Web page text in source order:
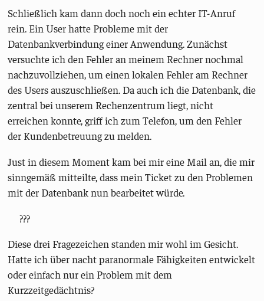
Schließlich kam dann doch noch ein echter IT-Anruf
rein. Ein User hatte Probleme mit der
Datenbankverbindung einer Anwendung. Zunächst
versuchte ich den Fehler an meinem Rechner nochmal
nachzuvollziehen, um einen lokalen Fehler am Rechner
des Users auszuschließen. Da auch ich die Datenbank, die
zentral bei unserem Rechenzentrum liegt, nicht
erreichen konnte, griff ich zum Telefon, um den Fehler
der Kundenbetreuung zu melden.
Just in diesem Moment kam bei mir eine Mail an, die mir
sinngemäß mitteilte, dass mein Ticket zu den Problemen
mit der Datenbank nun bearbeitet würde.
???
Diese drei Fragezeichen standen mir wohl im Gesicht.
Hatte ich über nacht paranormale Fähigkeiten entwickelt
oder einfach nur ein Problem mit dem
Kurzzeitgedächtnis?